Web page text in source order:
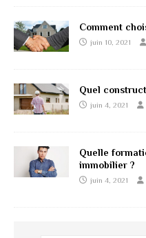
Comment
juin 10, 2021
Quel
juin 4, 2021
Quelle
immobilier ?
juin 4, 2021